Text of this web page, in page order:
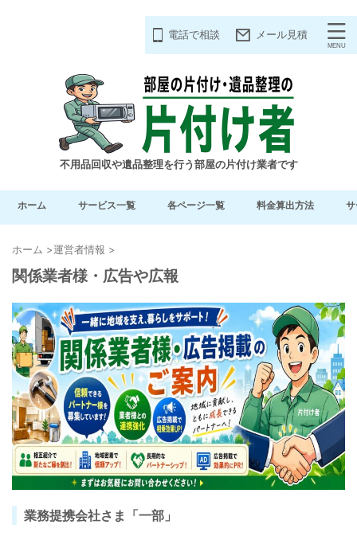
電話で相談 メール見積
不用品回収や遺品整理を行う部屋の片付け業者です
ホーム サービス一覧 各ページ一覧 料金算出方法
ホーム >運営者情報 >
関係業者様・広告や広報
業務提携会社さま「一部」